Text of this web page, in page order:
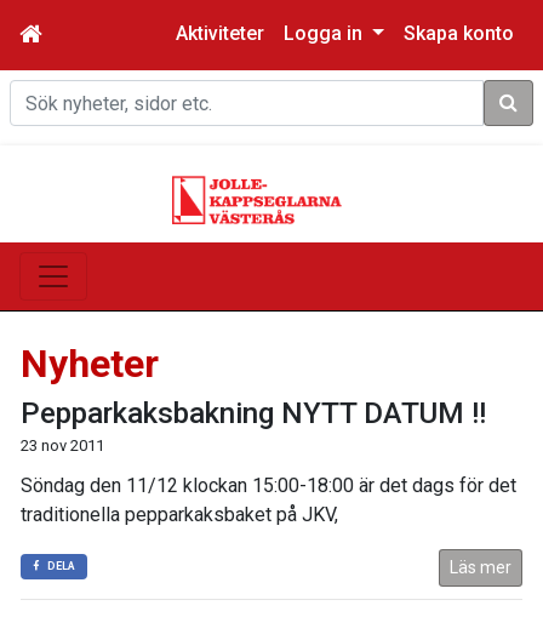
Aktiviteter Logga in Skapa konto
Sök
Nyheter
Pepparkaksbakning NYTT DATUM !!
23 nov 2011
Söndag den 11/12 klockan 15:00-18:00 är det dags för det
traditionella pepparkaksbaket på JKV,
DELA Läs mer